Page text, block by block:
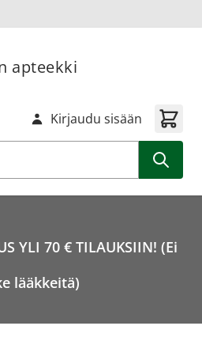
apteekki
Kirjaudu sisään
YLI 70 € TILAUKSIIN! (Ei
lääkkeitä)